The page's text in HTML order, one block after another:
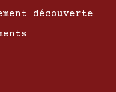
découverte